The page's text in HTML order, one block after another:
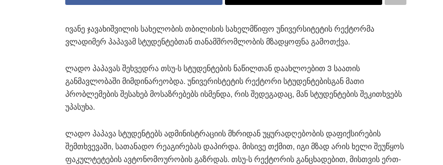
ივანე ჯავახიშვილის სახელობის თბილისის სახელმწიფო უნივერსიტეტის რექტორმა
ვლადიმერ პაპავამ სტუდენტებთან თანამშრომლობის მზადყოფნა გამოთქვა.
ლადო პაპავას შეხვედრა თსუ-ს სტუდენტების ნაწილთან დაახლოებით 3 საათის
განმავლობაში მიმდინარეობდა. უნივერისტეტის რექტორი სტუდენტებისგან მათი
პრობლემების შესახებ მოსაზრებებს ისმენდა, რის შედეგადაც, მან სტუდენტების შეკითხვებს
უპასუხა.
ლადო პაპავა სტუდენტებს ადმინისტრაციის მხრიდან უყურადღებობის დაფიქსირების
შემთხვევაში, სათანადო რეაგირებას დაპირდა. მისივე თქმით, იგი მზად არის ხელი შეუწყოს
ფაკულტეტების ავტონომოურობის გაზრდას. თსუ-ს რექტორის განცხადებით, მისთვის ერთ-